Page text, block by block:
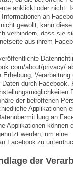
anklickt oder nicht.
an
gewollt, kann diese
verhindern, dass sie
aus ihrem
about/privacy/
Verarbeitung
Daten durch Facebook.
der betroffenen
Applikationen
an
Applikationen können
werden, um eine
Facebook zu
der